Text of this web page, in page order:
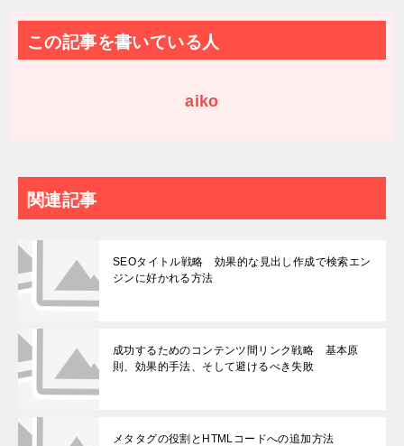
この記事を書いている人
aiko
関連記事
SEOタイトル戦略 効果的な見出し作成で検索エン
ジンに好かれる方法
成功するためのコンテンツ間リンク戦略 基本原
則、効果的手法、そして避けるべき失敗
メタタグの役割とHTMLコードへの追加方法